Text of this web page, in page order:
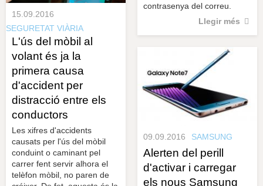
contrasenya del correu.
Llegir més
15.09.2016
SEGURETAT VIÀRIA
L'ús del mòbil al
volant és ja la
primera causa
d'accident per
distracció entre els
conductors
Les xifres d'accidents
causats per l'ús del mòbil
conduint o caminant pel
carrer fent servir alhora el
telèfon mòbil, no paren de
09.09.2016 SAMSUNG
Alerten del perill
d'activar i carregar
els nous Samsung